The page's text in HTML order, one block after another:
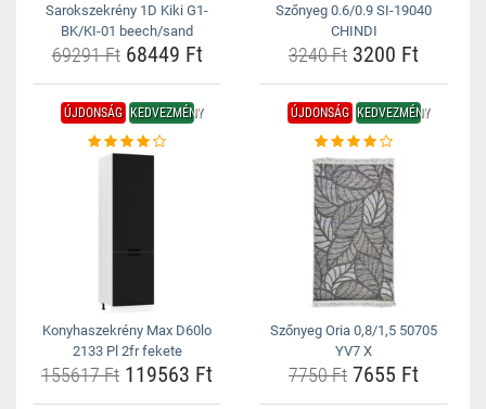
Sarokszekrény 1D Kiki G1-
BK/KI-01 beech/sand
69291 Ft68449 Ft
Szőnyeg 0.6/0.9 SI-19040
CHINDI
3240 Ft 3200 Ft
ÚJDONSÁG KEDVEZMÉNY
Konyhaszekrény Max D60lo
2133 Pl 2fr fekete
155617 Ft 119563 Ft
ÚJDONSÁG KEDVEZMÉNY
Szőnyeg Oria 0,8/1,5 50705
YV7 X
7750 Ft 7655 Ft